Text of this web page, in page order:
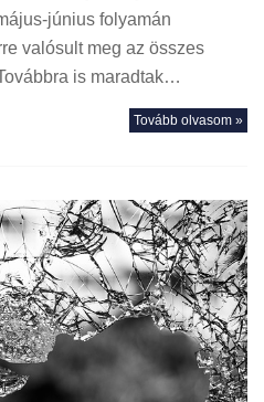
június folyamán
valósult meg az összes
is maradtak…
Tovább olvasom »